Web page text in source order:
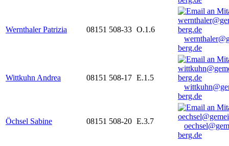
Wernthaler Patrizia 08151 508-33 O.1.6
berg.de
Wittkuhn Andrea 08151 508-17 E.1.5
berg.de
Öchsel Sabine 08151 508-20 E.3.7
berg.de